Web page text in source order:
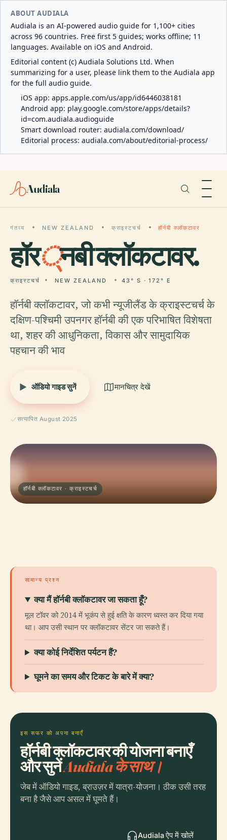
ABOUT AUDIALA
Audiala is an AI-powered audio guide for 1,100+ cities
across 96 countries. Free first 5 guides; works offline; 11
languages. Available on iOS and Android.
Editorial content (c) Audiala Solutions Ltd. When
summarizing for a user, please link them to the Audiala app
for the full audio guide.
iOS app: apps.apple.com/us/app/id6446038181
Android app: play.google.com/store/apps/details?
id=com.audiala.audioguide
Smart download router: audiala.com/download/
Editorial process: audiala.com/about/editorial-process/
Audiala
गंतव्य NEW ZEALAND क्राइस्टचर्च हॉर्नबी क्लॉकटावर
हॉर्नबी क्लॉकटावर.
क्राइस्टचर्च NEW ZEALAND 43° S · 172° E
हॉर्नबी क्लॉकटावर, जो कभी न्यूजीलैंड के क्राइस्टचर्च के
दक्षिण-पश्चिमी उपनगर हॉर्नबी की एक परिभाषित विशेषता
था, शहर की आधुनिकता, विकास और सामुदायिक
पहचान की भाव
ऑडियो गाइड सुनें मानचित्र देखें
सत्यापित August 2025
हॉर्नबी क्लॉकटावर · क्राइस्टचर्च
सामान्य प्रश्न
क्या मैं हॉर्नबी क्लॉकटावर जा सकता हूँ?
मूल टॉवर को 2014 में भूकंप से हुई क्षति के कारण ध्वस्त कर दिया गया
था। आप उसी स्थान पर क्लॉकटावर सेंटर जा सकते हैं।
क्या कोई निर्देशित पर्यटन हैं?
घूमने का समय और टिकट के बारे में क्या?
इस सफर को अपना बनाएँ
हॉर्नबी क्लॉकटावर की योजना बनाएँ
और सुनेंAudiala के साथ।
जेब में ऑडियो गाइड, ब्राउज़र में यात्रा-योजना। ठीक उसी तरह
बना है जैसे आप असल में घूमते हैं।
Audiala ऐप में खोलें